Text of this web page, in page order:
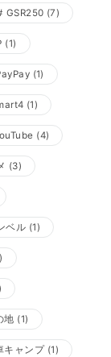
GSR250 (7)
(1)
(1)
(1)
(4)
(3)
ベル (1)
地 (1)
キャンプ(1)